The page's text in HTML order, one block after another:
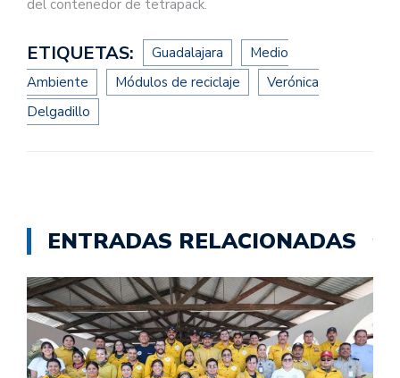
del contenedor de tetrapack.
ETIQUETAS: Guadalajara
Medio
Ambiente
Módulos de reciclaje
Verónica
Delgadillo
ENTRADAS RELACIONADAS